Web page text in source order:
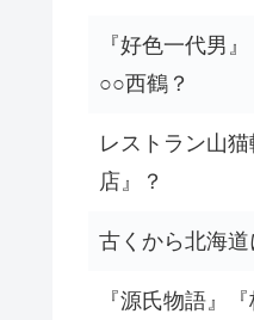
『好色一代男
○○西鶴？
レストラン山
店』？
古くから北海
『源氏物語』